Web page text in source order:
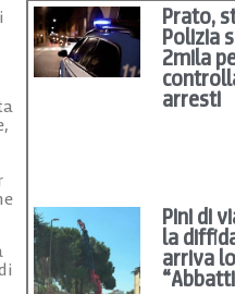
Prato,
Polizia
2mila
arresti
Pini di
la
arriva